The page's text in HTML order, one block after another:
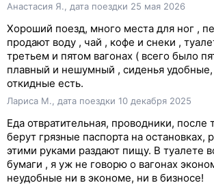
Анастасия Я., дата поездки 25 мая 2026
Хороший поезд, много места для ног ,
продают воду , чай , кофе и снеки ,
третьем и пятом вагонах ( всего было
плавный и нешумный , сиденья удобные,
откидные есть.
Лариса М., дата поездки 10 декабря 2025
Еда отвратительная, проводники, после
берут грязные паспорта на остановках,
этими руками раздают пищу. В туалете
бумаги , я уж не говорю о вагонах
неудобные ни в экономе, ни в бизносе!